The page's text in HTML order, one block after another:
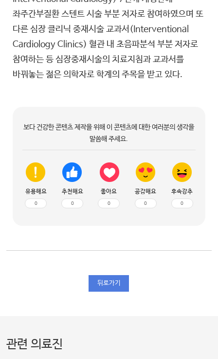
좌주간부질환 스텐트 시술 부분 저자로 참여하였으며 또
다른 심장 클리닉 중재시술 교과서(Interventional
Cardiology Clinics) 혈관 내 초음파분석 부분 저자로
참여하는 등 심장중재시술의 치료지침과 교과서를
바꿔놓는 젊은 의학자로 학계의 주목을 받고 있다.
보다 건강한 콘텐츠 제작을 위해 이 콘텐츠에 대한 여러분의 생각을
말씀해 주세요.
유용해요
0
추천해요
0
좋아요
0
공감해요
0
후속강추
0
뒤로가기
관련 의료진